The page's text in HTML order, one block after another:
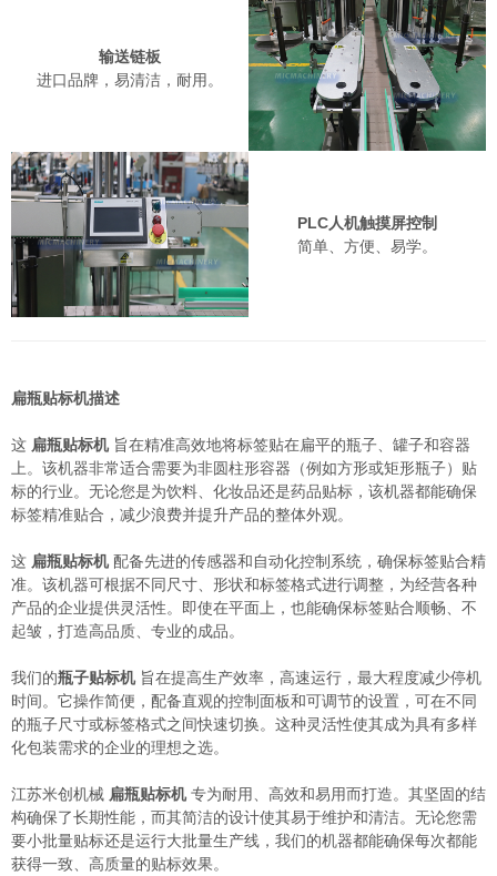
输送链板
进口品牌，易清洁，耐用。
PLC人机触摸屏控制
简单、方便、易学。
扁瓶贴标机描述
这 扁瓶贴标机旨在精准高效地将标签贴在扁平的瓶子、罐子和容器
上。该机器非常适合需要为非圆柱形容器（例如方形或矩形瓶子）贴
标的行业。无论您是为饮料、化妆品还是药品贴标，该机器都能确保
标签精准贴合，减少浪费并提升产品的整体外观。
这 扁瓶贴标机配备先进的传感器和自动化控制系统，确保标签贴合精
准。该机器可根据不同尺寸、形状和标签格式进行调整，为经营各种
产品的企业提供灵活性。即使在平面上，也能确保标签贴合顺畅、不
起皱，打造高品质、专业的成品。
我们的瓶子贴标机旨在提高生产效率，高速运行，最大程度减少停机
时间。它操作简便，配备直观的控制面板和可调节的设置，可在不同
的瓶子尺寸或标签格式之间快速切换。这种灵活性使其成为具有多样
化包装需求的企业的理想之选。
江苏米创机械 扁瓶贴标机专为耐用、高效和易用而打造。其坚固的结
构确保了长期性能，而其简洁的设计使其易于维护和清洁。无论您需
要小批量贴标还是运行大批量生产线，我们的机器都能确保每次都能
获得一致、高质量的贴标效果。